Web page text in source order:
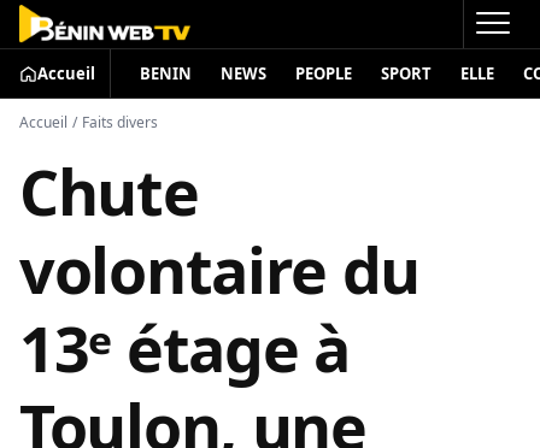
Accueil BENIN NEWS PEOPLE SPORT ELLE
Accueil / Faits divers
Chute
volontaire du
13ᵉ étage à
Toulon, une